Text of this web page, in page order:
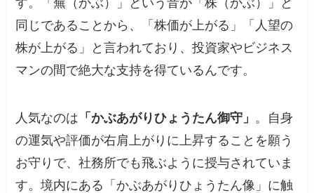
同じであることから、「株価が上がる」「人望の
株が上がる」と言われており、投資家やビジネス
マンの間で絶大な支持を得ているんです。
人気なのは 「かぶあがりひょうたん御守」 。自身
の運気や評価が右肩上がりに上昇することを願う
お守りで、社務所でも飛ぶように授与されていま
す。境内にある「かぶあがりひょうたん像」に触